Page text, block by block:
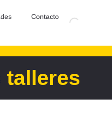
Contacto
talleres